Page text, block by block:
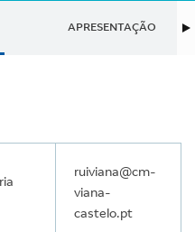
APRESENTAÇÃO
ruiviana@cm-
viana-
castelo.pt